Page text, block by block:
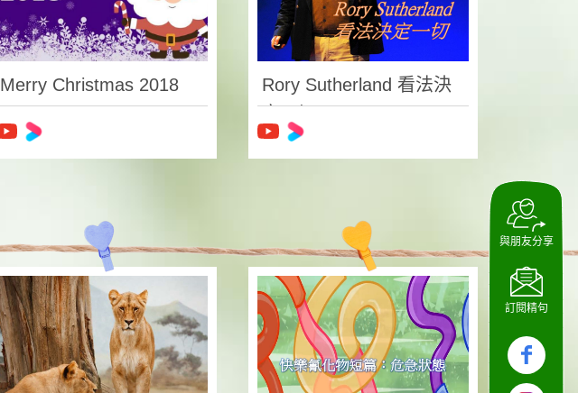
Merry Christmas 2018
Rory Sutherland 看法決
與朋友分享
訂閱精句